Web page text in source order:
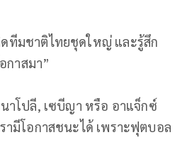
ทีมชาติไทยชุดใหญ่ และรู้สึก
กาสมา”
าโปลี, เซบีญา หรือ อาแจ็กซ์
ามีโอกาสชนะได้ เพราะฟุตบอล